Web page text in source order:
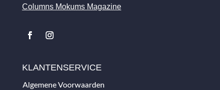
Columns Mokums Magazine
KLANTENSERVICE
Algemene Voorwaarden